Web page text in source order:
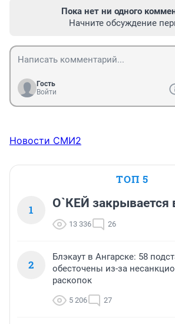
Пока нет ни одного
Начните обсуждение
Гость
Войти
Новости СМИ2
ТОП 5
1 О`КЕЙ закрывается
13 336 26
2
Блэкаут в Ангарске: 58
обесточены из-за
раскопок
5 206 27